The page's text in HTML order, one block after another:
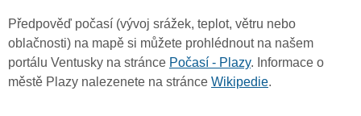
Předpověď počasí (vývoj srážek, teplot, větru nebo
oblačnosti) na mapě si můžete prohlédnout na našem
portálu Ventusky na stránce Počasí - Plazy. Informace o
městě Plazy nalezenete na stránce Wikipedie.